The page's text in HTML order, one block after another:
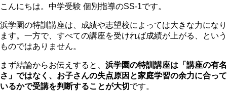
こんにちは。中学受験 個別指導のSS-1です。
浜学園の特訓講座は、成績や志望校によっては大きな力になり
ます。一方で、すべての講座を受ければ成績が上がる、という
ものではありません。
まず結論からお伝えすると、 浜学園の特訓講座は「講座の有名
さ」ではなく、お子さんの失点原因と家庭学習の余力に合って
いるかで受講を判断することが大切です。